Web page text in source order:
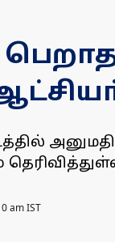
am IST